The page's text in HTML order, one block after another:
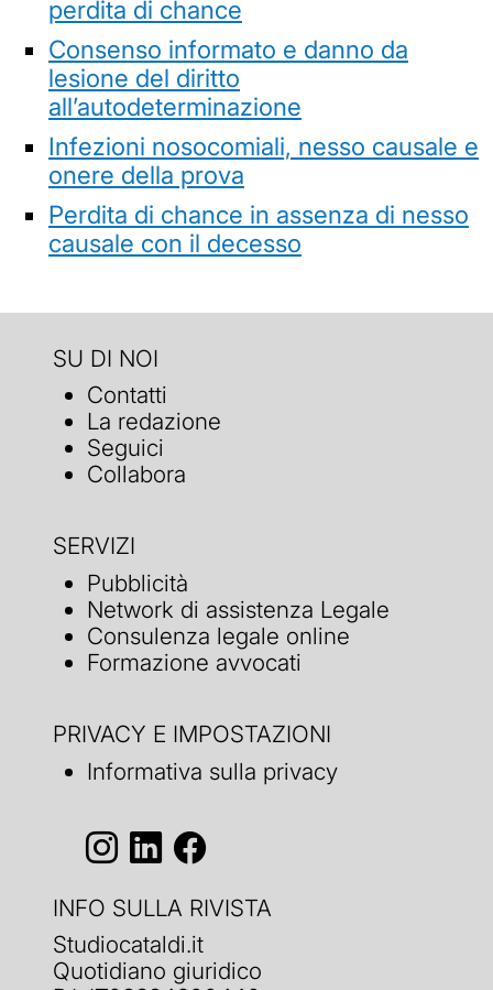
perdita di chance
Consenso informato e danno da
lesione del diritto
all’autodeterminazione
Infezioni nosocomiali, nesso causale e
onere della prova
Perdita di chance in assenza di nesso
causale con il decesso
SU DI NOI
Contatti
La redazione
Seguici
Collabora
SERVIZI
Pubblicità
Network di assistenza Legale
Consulenza legale online
Formazione avvocati
PRIVACY E IMPOSTAZIONI
Informativa sulla privacy
INFO SULLA RIVISTA
Studiocataldi.it
Quotidiano giuridico